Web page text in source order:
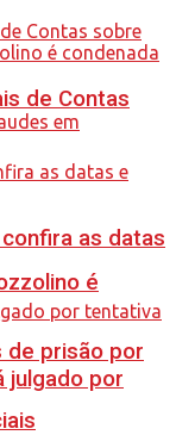
é
de prisão por
de Contas
as datas
julgado por